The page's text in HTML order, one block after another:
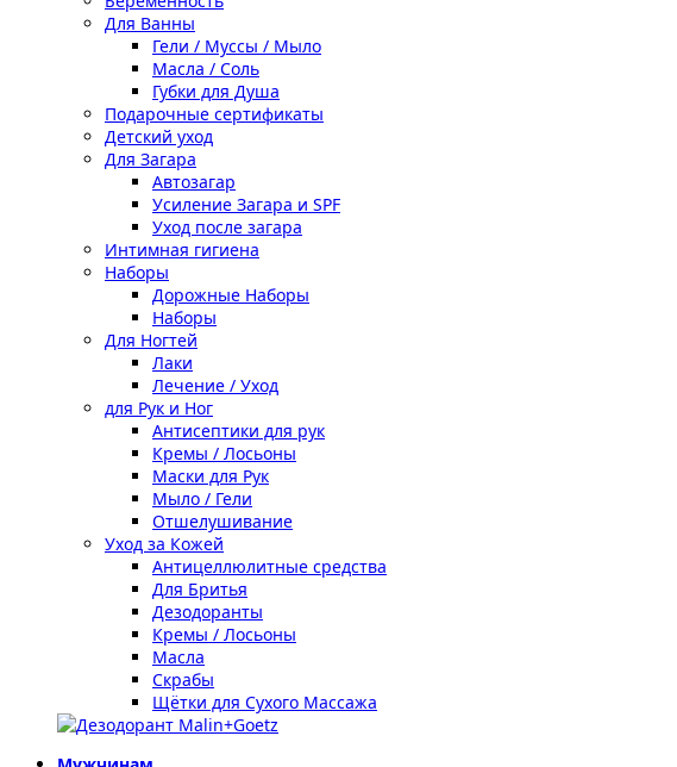
Для Ванны
Гели / Муссы / Мыло
Масла / Соль
Губки для Душа
Подарочные сертификаты
Детский уход
Для Загара
Автозагар
Усиление Загара и SPF
Уход после загара
Интимная гигиена
Наборы
Дорожные Наборы
Наборы
Для Ногтей
Лаки
Лечение / Уход
для Рук и Ног
Антисептики для рук
Кремы / Лосьоны
Маски для Рук
Мыло / Гели
Отшелушивание
Уход за Кожей
Антицеллюлитные средства
Для Бритья
Дезодоранты
Кремы / Лосьоны
Масла
Скрабы
Щётки для Сухого Массажа